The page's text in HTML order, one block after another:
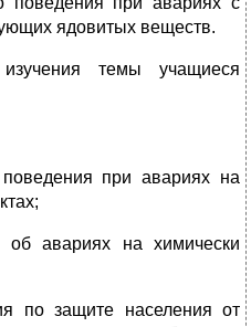
ядовитых веществ.
темы учащиеся
при авариях на
авариях на химически
по защите населения от